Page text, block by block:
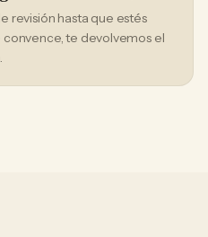
revisión hasta que estés
convence, te devolvemos el